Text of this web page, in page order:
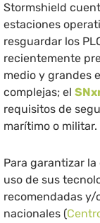
Stormshield
estaciones
resguardar los
recientemente
medio y grandes
complejas; el
requisitos de
marítimo o militar.
Para garantizar
uso de sus
recomendadas y/
nacionales (